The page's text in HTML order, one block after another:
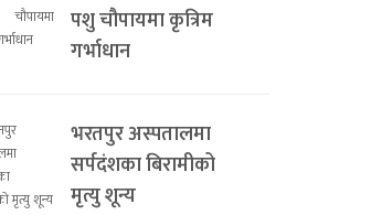
पशु चौपायमा कृत्रिम
गर्भाधान
भरतपुर अस्पतालमा
सर्पदंशका बिरामीको
मृत्यु शून्य